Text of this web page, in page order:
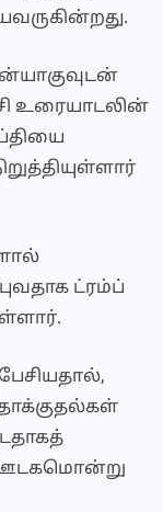
உரையாடலின்
ட்ரம்ப்
ஊடகமொன்று